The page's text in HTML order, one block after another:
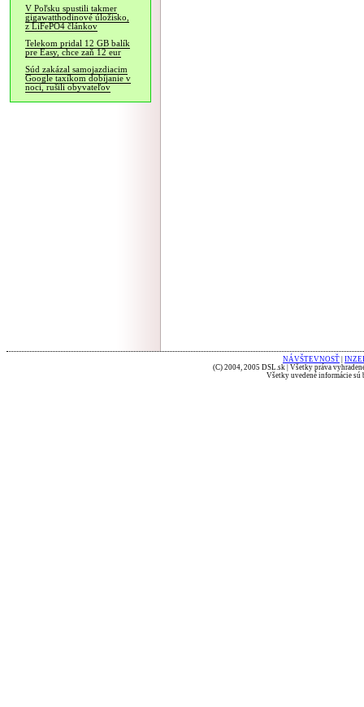
V Poľsku spustili takmer
gigawatthodinové úložisko,
z LiFePO4 článkov
Telekom pridal 12 GB balík
pre Easy, chce zaň 12 eur
Súd zakázal samojazdiacim
Google taxíkom dobíjanie v
noci, rušili obyvateľov
NÁVŠTEVNOSŤ
(C) 2004, 2005 DSL.sk | Všetky práva
Všetky uvedené informácie sú